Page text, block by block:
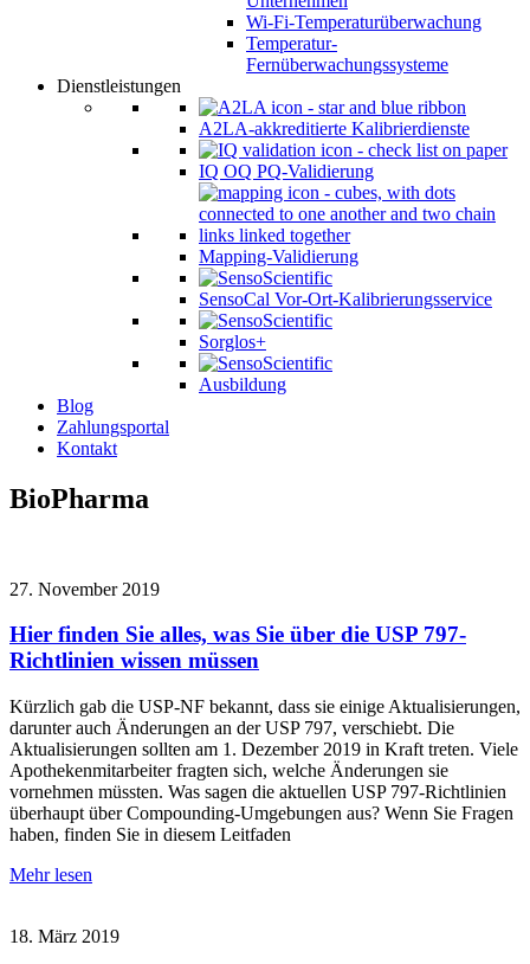
Wi-Fi-Temperaturüberwachung
Temperatur-
Fernüberwachungssysteme
Dienstleistungen
A2LA-akkreditierte Kalibrierdienste
IQ OQ PQ-Validierung
Mapping-Validierung
SensoCal Vor-Ort-Kalibrierungsservice
Sorglos+
Ausbildung
Blog
Zahlungsportal
Kontakt
BioPharma
27. November 2019
Hier finden Sie alles, was Sie über die USP 797-
Richtlinien wissen müssen
Kürzlich gab die USP-NF bekannt, dass sie einige Aktualisierungen,
darunter auch Änderungen an der USP 797, verschiebt. Die
Aktualisierungen sollten am 1. Dezember 2019 in Kraft treten. Viele
Apothekenmitarbeiter fragten sich, welche Änderungen sie
vornehmen müssten. Was sagen die aktuellen USP 797-Richtlinien
überhaupt über Compounding-Umgebungen aus? Wenn Sie Fragen
haben, finden Sie in diesem Leitfaden
Mehr lesen
18. März 2019